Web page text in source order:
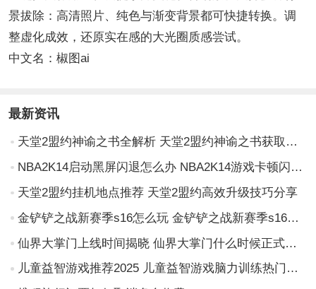
景拔除：高清照片、纯色与渐变背景都可快捷转换。调
整虚化成效，还原实在感的大光圈质感尝试。
中文名：椒图ai
最新资讯
天堂2盟约神谕之书全解析 天堂2盟约神谕之书获取与使用攻略
NBA2K14启动黑屏闪退怎么办 NBA2K14游戏卡顿闪退解决方法及专业加速工具推荐
天堂2盟约挂机地点推荐 天堂2盟约高效升级技巧分享
金铲铲之战新赛季s16怎么玩 金铲铲之战新赛季s16攻略
仙界大掌门上线时间揭晓 仙界大掌门什么时候正式开服
儿童益智游戏推荐2025 儿童益智游戏脑力训练热门精选